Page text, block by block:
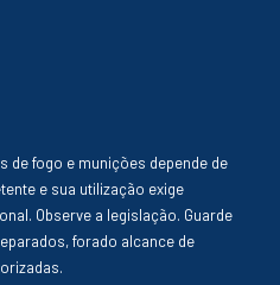
de fogo e munições depende de
e sua utilização exige
Observe a legislação. Guarde
forado alcance de